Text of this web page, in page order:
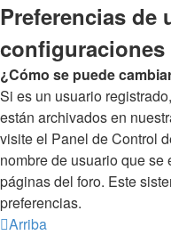
Preferencias de
configuraciones
¿Cómo se puede
Si es un usuario
están archivados en
visite el Panel de Control
nombre de usuario que
páginas del foro. Este
preferencias.
Arriba